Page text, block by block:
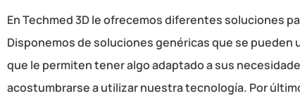
En Techmed 3D le ofrecemos diferentes soluciones
Disponemos de soluciones genéricas que se
que le permiten tener algo adaptado a sus
acostumbrarse a utilizar nuestra tecnología. Por